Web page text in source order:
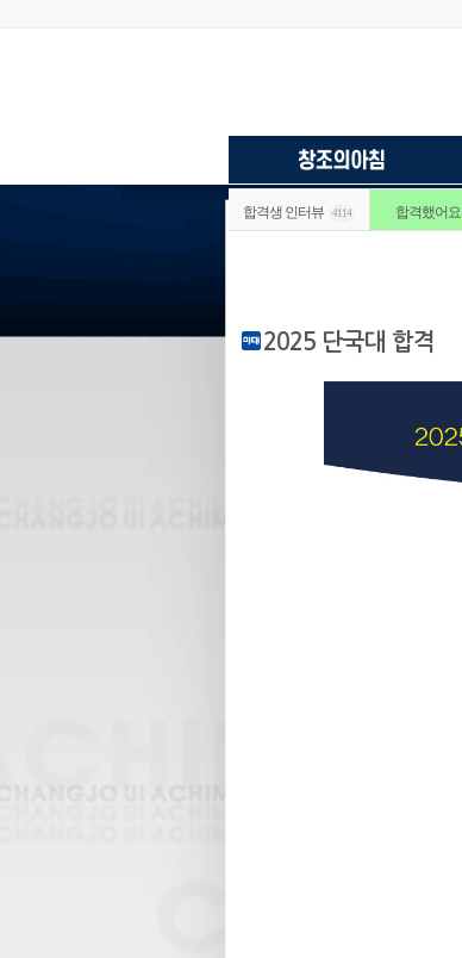
합격생 인터뷰 4114 합격했어요
2025 단국대 합격